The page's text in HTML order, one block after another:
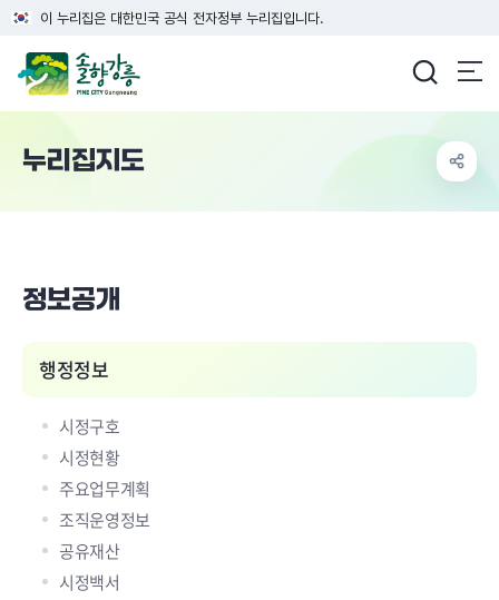
이 누리집은 대한민국 공식 전자정부 누리집입니다.
누리집지도
정보공개
행정정보
시정구호
시정현황
주요업무계획
조직운영정보
공유재산
시정백서